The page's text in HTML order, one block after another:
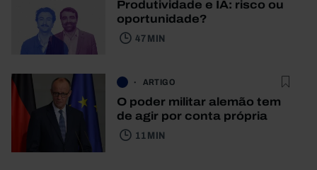
Produtividade e IA: risco ou
oportunidade?
47 MIN
ARTIGO
O poder militar alemão tem
de agir por conta própria
11 MIN